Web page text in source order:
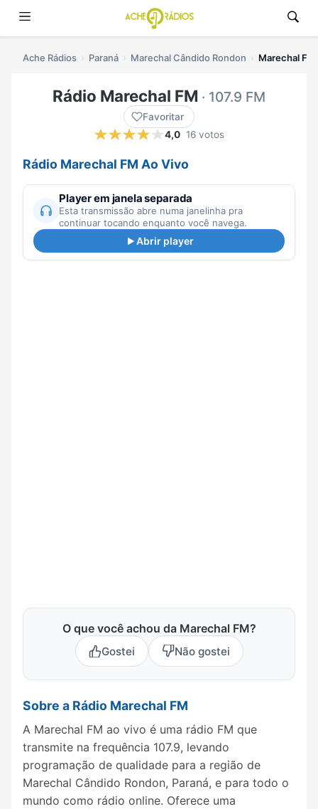
Ache Rádios Paraná Marechal Cândido Rondon Marechal FM
Rádio Marechal FM · 107.9 FM
Favoritar
4,0 16 votos
Rádio Marechal FM Ao Vivo
Player em janela separada
Esta transmissão abre numa janelinha pra
continuar tocando enquanto você navega.
Abrir player
O que você achou da Marechal FM?
Gostei Não gostei
Sobre a Rádio Marechal FM
A Marechal FM ao vivo é uma rádio FM que
transmite na frequência 107.9, levando
programação de qualidade para a região de
Marechal Cândido Rondon, Paraná, e para todo o
mundo como rádio online. Oferece uma